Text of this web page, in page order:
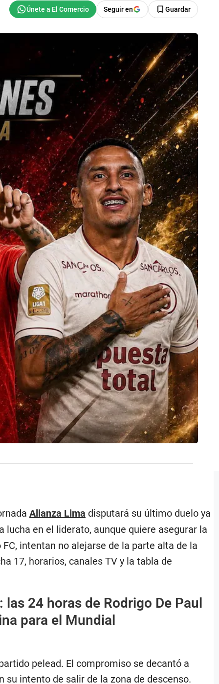
Seguir en Guardar
Alianza Lima disputará su último duelo ya
lucha en el liderato, aunque quiere asegurar la
intentan no alejarse de la parte alta de la
17, horarios, canales TV y la tabla de
24 horas de Rodrigo De Paul
para el Mundial
pelead. El compromiso se decantó a
su intento de salir de la zona de descenso.